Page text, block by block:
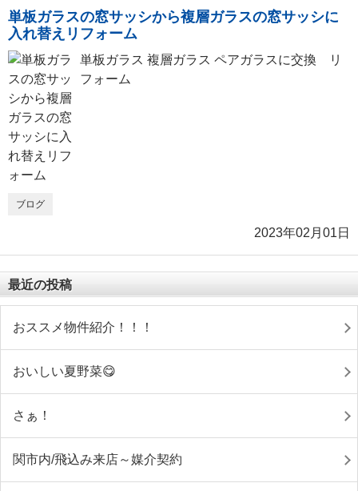
単板ガラスの窓サッシから複層ガラスの窓サッシに
入れ替えリフォーム
単板ガラス 複層ガラス ペアガラスに交換 リ
フォーム
ブログ
2023年02月01日
最近の投稿
おススメ物件紹介！！！
おいしい夏野菜😋
さぁ！
関市内/飛込み来店～媒介契約